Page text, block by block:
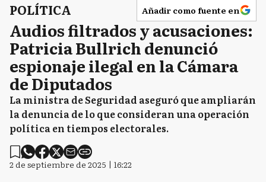
POLÍTICA Añadir como fuente en
Audios filtrados y acusaciones:
Patricia Bullrich denunció
espionaje ilegal en la Cámara
de Diputados
La ministra de Seguridad aseguró que ampliarán
la denuncia de lo que consideran una operación
política en tiempos electorales.
2 de septiembre de 2025 | 16:22